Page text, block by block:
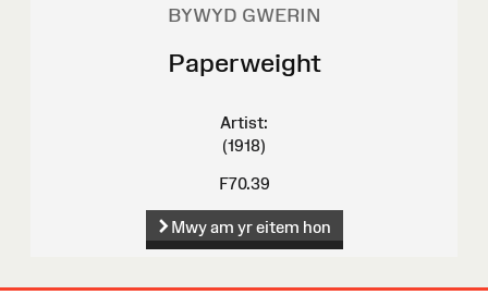
BYWYD GWERIN
Paperweight
Artist:
(1918)
F70.39
Mwy am yr eitem hon